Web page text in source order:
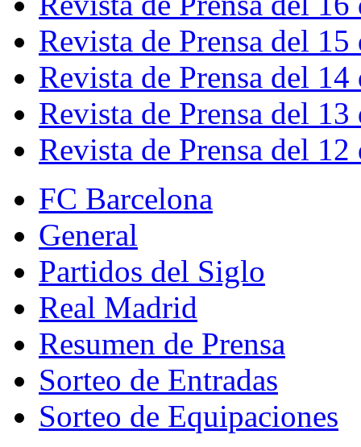
Revista de Prensa del
Revista de Prensa del
Revista de Prensa del
Revista de Prensa del
FC Barcelona
General
Partidos del Siglo
Real Madrid
Resumen de Prensa
Sorteo de Entradas
Sorteo de Equipaciones